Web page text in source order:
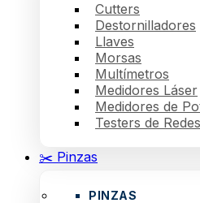
Cutters
Destornilladores
Llaves
Morsas
Multímetros
Medidores Láser
Medidores de
Testers de Redes
✂️ Pinzas
PINZAS